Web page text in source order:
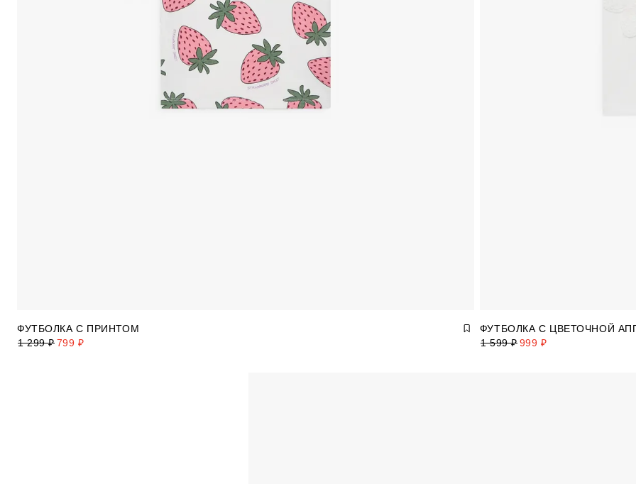
ФУТБОЛКА С ПРИНТОМ
799 ₽
1 299 ₽
ФУТБОЛКА С ЦВЕТОЧНОЙ
999 ₽
1 599 ₽